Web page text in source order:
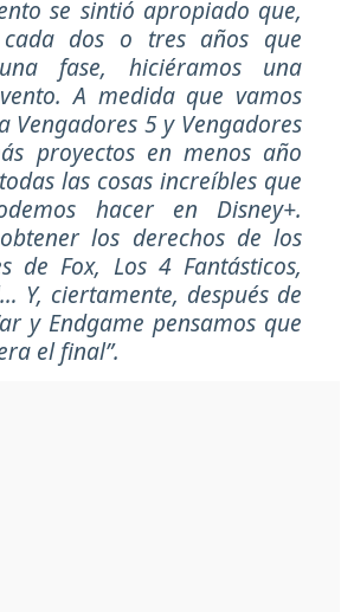
se sintió apropiado que,
cada dos o tres años que
fase, hiciéramos una
A medida que vamos
Vengadores 5 y Vengadores
proyectos en menos año
las cosas increíbles que
hacer en Disney+.
los derechos de los
de Fox, Los 4 Fantásticos,
Y, ciertamente, después de
y Endgame pensamos que
el final”.